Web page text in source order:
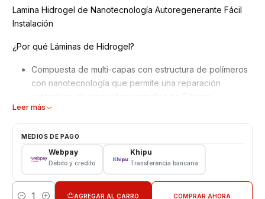
Lamina Hidrogel de Nanotecnología Autoregenerante Fácil
Instalación
¿Por qué Láminas de Hidrogel?
Compuesta de multi-capas con estructura de polímeros
con nanotecnología que permite una reparación
Mejor adaptación y absorción de golpes, debido a su
No interfiere en el reconocimiento de la huella dactilar
en pantalla.
Material ultra delgado adaptable a todos los equipos,
definición.
Leer más
MEDIOS DE PAGO
Webpay
Débito y crédito
Khipu
Transferencia bancaria
AGREGAR AL CARRO COMPRAR AHORA